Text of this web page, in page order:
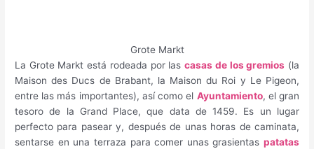
Grote Markt
La Grote Markt está rodeada por lascasas de los gremios (la
Maison des Ducs de Brabant, la Maison du Roi y Le Pigeon,
entre las más importantes), así como el Ayuntamiento, el gran
tesoro de la Grand Place, que data de 1459. Es un lugar
perfecto para pasear y, después de unas horas de caminata,
sentarse en una terraza para comer unas grasientas patatas